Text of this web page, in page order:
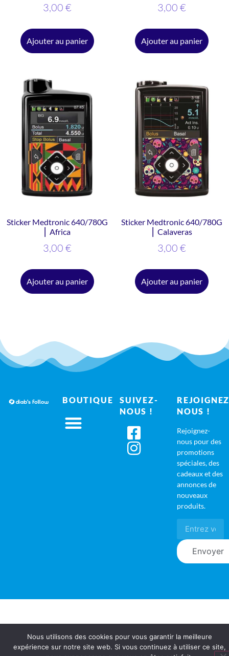
3,00 €
Ajouter au panier
3,00 €
Ajouter au panier
Sticker Medtronic 640/780G
⎜ Africa
3,00 €
Ajouter au panier
Sticker Medtronic 640/780G
⎜ Calaveras
3,00 €
Ajouter au panier
BOUTIQUE
SUIVEZ-
NOUS !
NOUS !
Rejoignez-
nous pour des
promotions
spéciales, des
cadeaux et des
annonces de
nouveaux
produits.
Envoyer
Nous utilisons des cookies pour vous garantir la meilleure
expérience sur notre site web. Si vous continuez à utiliser ce site,